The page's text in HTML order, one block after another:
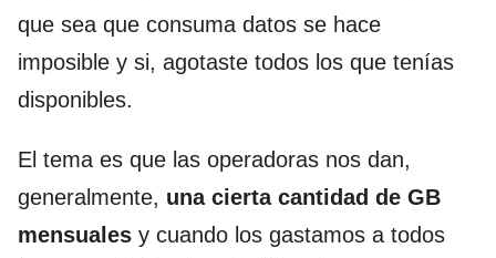
que sea que consuma datos se hace
imposible y si, agotaste todos los que tenías
disponibles.
El tema es que las operadoras nos dan,
generalmente, una cierta cantidad de GB
mensuales y cuando los gastamos a todos